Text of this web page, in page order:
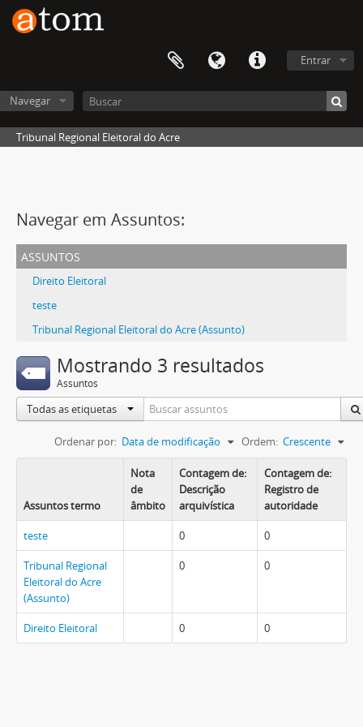
Entrar
Navegar
Tribunal Regional Eleitoral do Acre
Navegar em Assuntos:
assuntos
Direito Eleitoral
teste
Tribunal Regional Eleitoral do Acre (Assunto)
Mostrando 3 resultados
Assuntos
Todas as etiquetas
Ordenar por: Data de modificação Ordem: Crescente
Assuntos termo
Nota
de
âmbito
Contagem de:
Descrição
arquivística
Contagem de:
Registro de
autoridade
teste 0 0
Tribunal Regional
Eleitoral do Acre
(Assunto)
0 0
Direito Eleitoral 0 0